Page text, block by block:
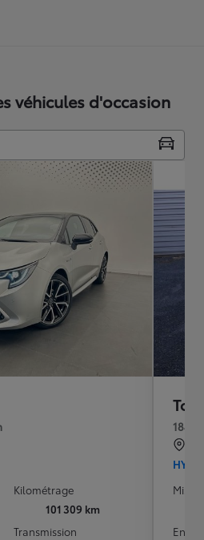
véhicules d'occasion
Kilométrage
101 309 km
Transmission
184h
Mise